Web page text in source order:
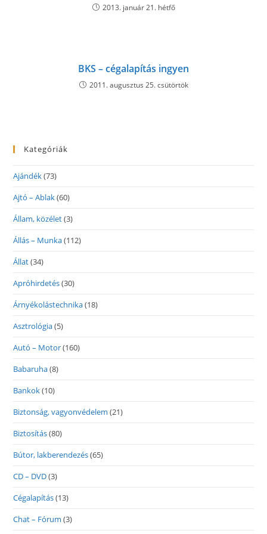
2013. január 21. hétfő
BKS – cégalapítás ingyen
2011. augusztus 25. csütörtök
Kategóriák
Ajándék(73)
Ajtó – Ablak(60)
Állam, közélet(3)
Állás – Munka(112)
Állat(34)
Apróhirdetés(30)
Árnyékolástechnika(18)
Asztrológia(5)
Autó – Motor(160)
Babaruha(8)
Bankok(10)
Biztonság, vagyonvédelem (21)
Biztosítás(80)
Bútor, lakberendezés(65)
CD – DVD(3)
Cégalapítás(13)
Chat – Fórum (3)